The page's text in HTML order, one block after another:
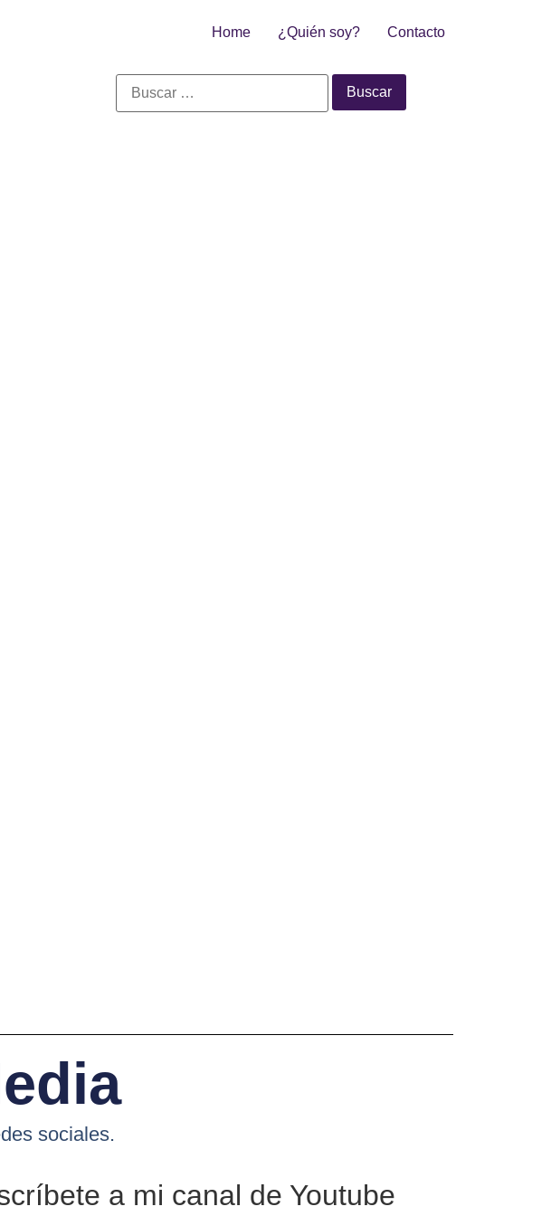
Home ¿Quién soy? Contacto
sociales.
a mi canal de Youtube